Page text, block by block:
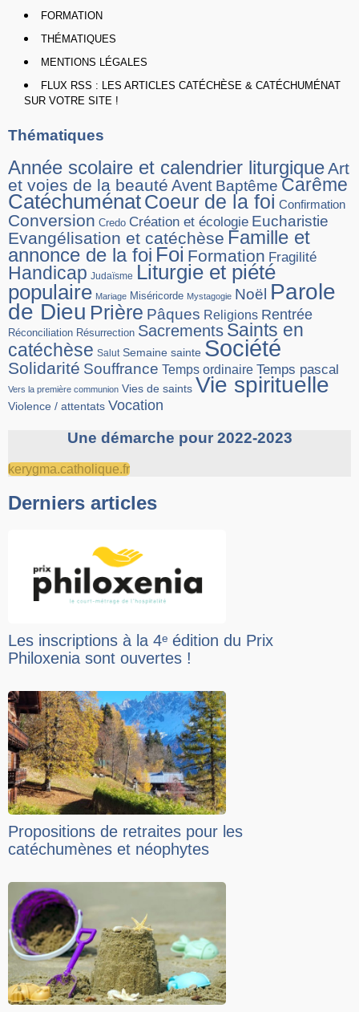
FORMATION
THÉMATIQUES
MENTIONS LÉGALES
FLUX RSS : LES ARTICLES CATÉCHÈSE & CATÉCHUMÉNAT
SUR VOTRE SITE !
Thématiques
Année scolaire et calendrier liturgiqueArt
et voies de la beauté Avent Baptême Carême
CatéchuménatCoeur de la foi Confirmation
Conversion Credo Création et écologie Eucharistie
Evangélisation et catéchèse Famille et
annonce de la foi Foi Formation Fragilité
Handicap Judaïsme Liturgie et piété
populaire Mariage Miséricorde Mystagogie Noël Parole
de Dieu Prière Pâques Religions Rentrée
Réconciliation Résurrection Sacrements Saints en
catéchèse Salut Semaine sainte Société
Solidarité Souffrance Temps ordinaire Temps pascal
Vers la première communion Vies de saints Vie spirituelle
Violence / attentats Vocation
Une démarche pour 2022-2023
kerygma.catholique.fr
Derniers articles
Les inscriptions à la 4ᵉ édition du Prix
Philoxenia sont ouvertes !
Propositions de retraites pour les
catéchumènes et néophytes